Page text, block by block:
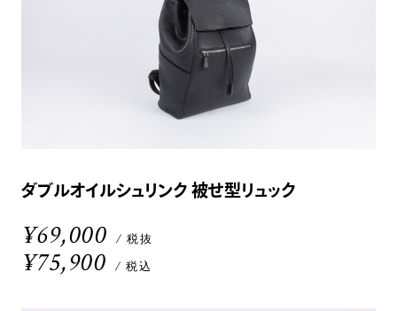
ダブルオイルシュリンク 被せ型リュック
¥69,000 / 税抜
¥75,900 / 税込